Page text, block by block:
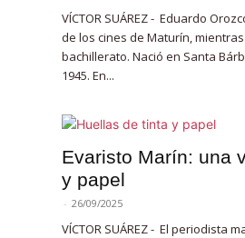
VÍCTOR SUÁREZ - Eduardo
de los cines de Maturín,
bachillerato. Nació en Santa
1945. En...
Evaristo Marín: una
y papel
- 26/09/2025
VÍCTOR SUÁREZ - El periodista